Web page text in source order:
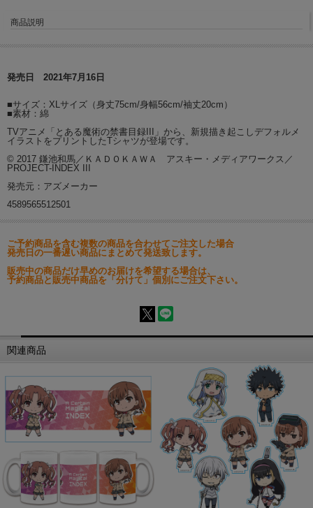
商品説明
発売日 2021年7月16日
■サイズ：XLサイズ（身丈75cm/身幅56cm/袖丈20cm）
■素材：綿
TVアニメ「とある魔術の禁書目録III」から、新規描き起こしデフォルメ
イラストをプリントしたTシャツが登場です。
© 2017 鎌池和馬／ＫＡＤＯＫＡＷＡ アスキー・メディアワークス／
PROJECT-INDEX III
発売元：アズメーカー
4589565512501
ご予約商品を含む複数の商品を合わせてご注文した場合
発売日の一番遅い商品にまとめて発送致します。
販売中の商品だけ早めのお届けを希望する場合は、
予約商品と販売中商品を「分けて」個別にご注文下さい。
関連商品